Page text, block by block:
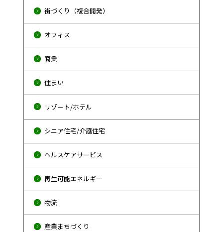
街づくり（複合開発）
オフィス
商業
住まい
リゾート/ホテル
シニア住宅/介護住宅
ヘルスケアサービス
再生可能エネルギー
物流
産業まちづくり